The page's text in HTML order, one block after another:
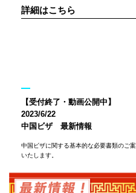
詳細はこちら
【受付終了・動画公開中】
2023/6/22
中国ビザ 最新情報
中国ビザに関する基本的な必要書類のご
いたします。